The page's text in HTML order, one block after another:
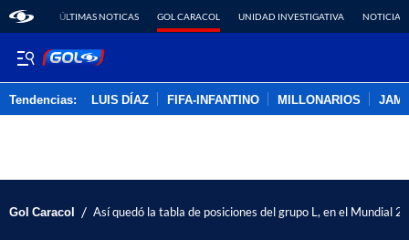
ÚLTIMAS NOTICAS GOL CARACOL UNIDAD INVESTIGATIVA NOTICIAS
Tendencias: LUIS DÍAZ FIFA-INFANTINO MILLONARIOS
Gol Caracol / Así quedó la tabla de posiciones del grupo L, en el Mundial